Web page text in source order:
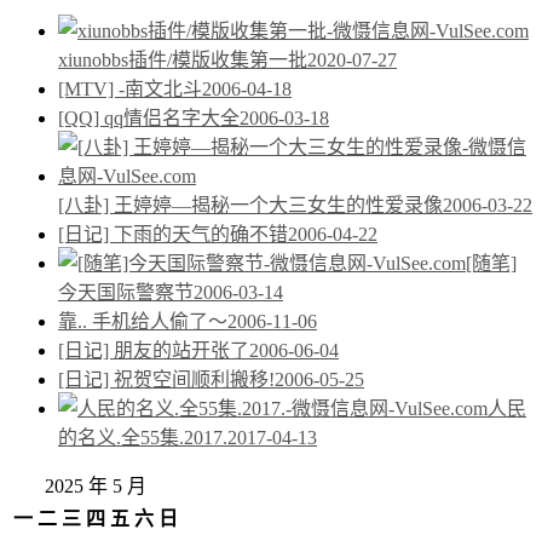
xiunobbs插件/模版收集第一批2020-07-27
[MTV] -南文北斗2006-04-18
[QQ] qq情侣名字大全2006-03-18
[八卦] 王婷婷—揭秘一个大三女生的性爱录像2006-03-22
[日记] 下雨的天气的确不错2006-04-22
[随笔]
今天国际警察节2006-03-14
靠.. 手机给人偷了～2006-11-06
[日记] 朋友的站开张了2006-06-04
[日记] 祝贺空间顺利搬移!2006-05-25
人民
的名义.全55集.2017.2017-04-13
2025 年 5 月
一 二 三 四 五 六 日